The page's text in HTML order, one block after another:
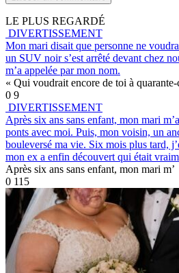
LE PLUS REGARDÉ
DIVERTISSEMENT
Mon mari disait que personne ne
un SUV noir s’est arrêté devant chez
m’a appelée par mon nom.
« Qui voudrait encore de toi à quarante-
0 9
DIVERTISSEMENT
Après six ans sans enfant, mon mari
ponts avec moi. Puis, mon voisin, un
bouleversé ma vie. Six mois plus tard,
mon ex a enfin découvert qui était
Après six ans sans enfant, mon mari m’
0 115